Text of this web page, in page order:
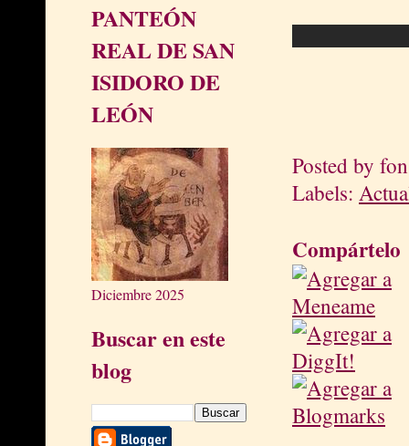
PANTEÓN
REAL DE SAN
ISIDORO DE
LEÓN
Diciembre 2025
Buscar en este
blog
Posted by
Labels:
Compártelo